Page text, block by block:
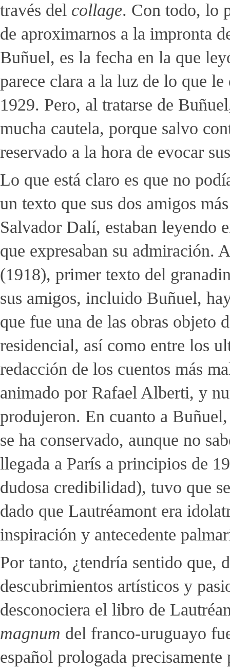
través del collage. Con todo, lo
de aproximarnos a la impronta
Buñuel, es la fecha en la que
parece clara a la luz de lo que
1929. Pero, al tratarse de
mucha cautela, porque salvo
reservado a la hora de evocar
Lo que está claro es que no
un texto que sus dos amigos
Salvador Dalí, estaban leyendo
que expresaban su admiración.
(1918), primer texto del
sus amigos, incluido Buñuel,
que fue una de las obras objeto
residencial, así como entre los
redacción de los cuentos más
animado por Rafael Alberti, y
produjeron. En cuanto a
se ha conservado, aunque no
llegada a París a principios de
dudosa credibilidad), tuvo que
dado que Lautréamont era
inspiración y antecedente
Por tanto, ¿tendría sentido que,
descubrimientos artísticos y
desconociera el libro de
magnum del franco-uruguayo
español prologada